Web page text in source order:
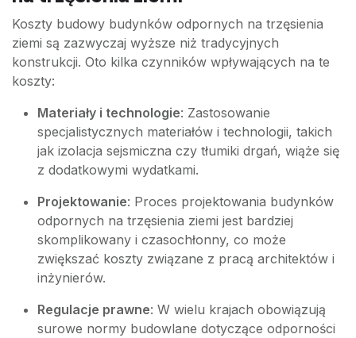
Koszty budowy budynków odpornych na trzęsienia
ziemi są zazwyczaj wyższe niż tradycyjnych
konstrukcji. Oto kilka czynników wpływających na te
koszty:
Materiały i technologie: Zastosowanie
specjalistycznych materiałów i technologii, takich
jak izolacja sejsmiczna czy tłumiki drgań, wiąże się
z dodatkowymi wydatkami.
Projektowanie: Proces projektowania budynków
odpornych na trzęsienia ziemi jest bardziej
skomplikowany i czasochłonny, co może
zwiększać koszty związane z pracą architektów i
inżynierów.
Regulacje prawne: W wielu krajach obowiązują
surowe normy budowlane dotyczące odporności